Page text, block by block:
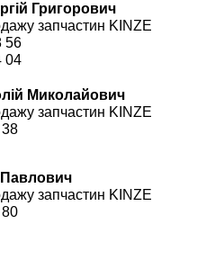
Григорович
запчастин KINZE
56
04
Миколайович
запчастин KINZE
запчастин KINZE